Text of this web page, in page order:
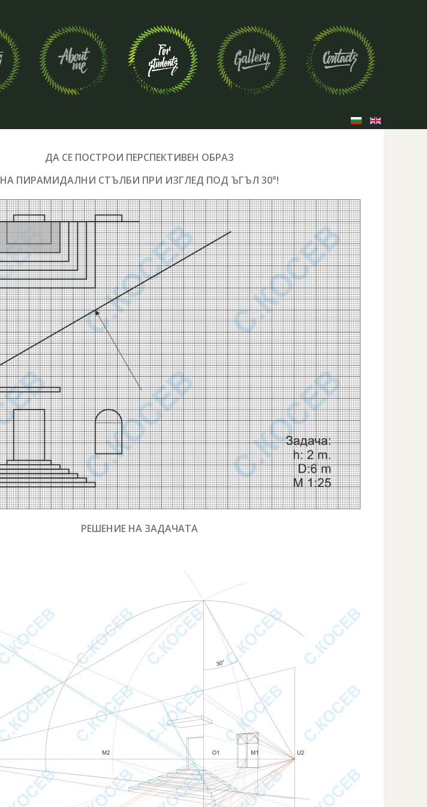
ДА СЕ ПОСТРОИ ПЕРСПЕКТИВЕН ОБРАЗ
НА ПИРАМИДАЛНИ СТЪЛБИ ПРИ ИЗГЛЕД ПОД ЪГЪЛ 30°!
РЕШЕНИЕ НА ЗАДАЧАТА